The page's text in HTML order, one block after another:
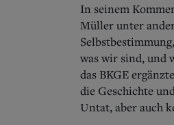
In seinem
Müller unter
was wir sind, und
das BKGE
die Geschichte
Untat, aber auch